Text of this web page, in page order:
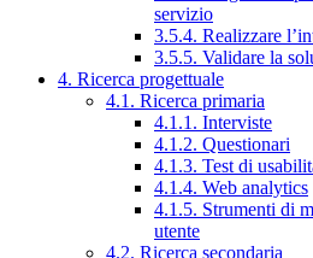
servizio
3.5.4. Realizzare
3.5.5. Validare la
4. Ricerca progettuale
4.1. Ricerca primaria
4.1.1. Interviste
4.1.2. Questionari
4.1.3. Test di
4.1.4. Web analytics
4.1.5. Strumenti di
utente
4.2. Ricerca secondaria